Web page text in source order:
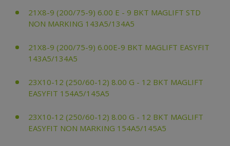
21X8-9 (200/75-9) 6.00 E - 9 BKT MAGLIFT STD
NON MARKING 143A5/134A5
21X8-9 (200/75-9) 6.00E-9 BKT MAGLIFT EASYFIT
143A5/134A5
23X10-12 (250/60-12) 8.00 G - 12 BKT MAGLIFT
EASYFIT 154A5/145A5
23X10-12 (250/60-12) 8.00 G - 12 BKT MAGLIFT
EASYFIT NON MARKING 154A5/145A5